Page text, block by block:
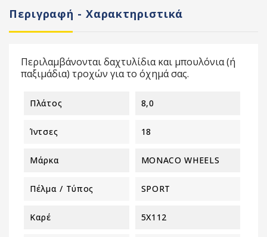
Περιγραφή - Χαρακτηριστικά
Περιλαμβάνονται δαχτυλίδια και μπουλόνια (ή
παξιμάδια) τροχών για το όχημά σας.
Πλάτος 8,0
Ίντσες 18
Μάρκα MONACO WHEELS
Πέλμα / Τύπος SPORT
Καρέ 5X112